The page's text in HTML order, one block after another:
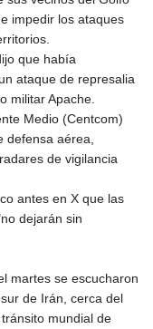
impedir los ataques
que había
ataque de represalia
militar Apache.
Medio (Centcom)
aérea,
de vigilancia
antes en X que las
dejarán sin
martes se escucharon
de Irán, cerca del
mundial de